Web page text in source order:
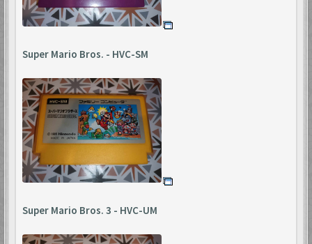
Super Mario Bros. - HVC-SM
Super Mario Bros. 3 - HVC-UM